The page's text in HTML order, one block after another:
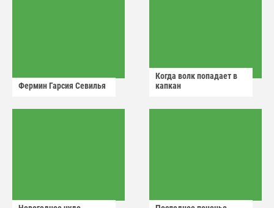
Фермин Гарсия Севилья
Когда волк попадает в
капкан